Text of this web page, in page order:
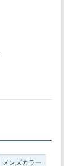
メンズカラー